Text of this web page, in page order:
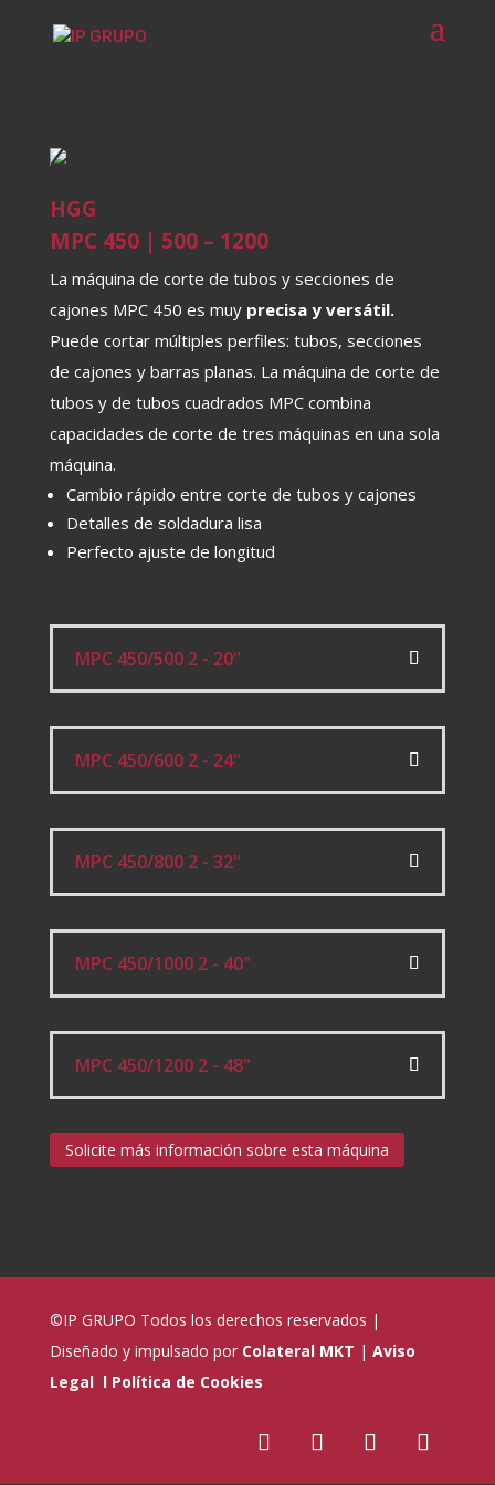
HGG
MPC 450 | 500 – 1200
La máquina de corte de tubos y secciones de
cajones MPC 450 es muy precisa y versátil.
Puede cortar múltiples perfiles: tubos, secciones
de cajones y barras planas. La máquina de corte de
tubos y de tubos cuadrados MPC combina
capacidades de corte de tres máquinas en una sola
máquina.
Cambio rápido entre corte de tubos y cajones
Detalles de soldadura lisa
Perfecto ajuste de longitud
MPC 450/500 2 - 20"
MPC 450/600 2 - 24"
MPC 450/800 2 - 32"
MPC 450/1000 2 - 40"
MPC 450/1200 2 - 48"
Solicite más información sobre esta máquina
©IP GRUPO Todos los derechos reservados |
Diseñado y impulsado por Colateral MKT | Aviso
Legal l Política de Cookies